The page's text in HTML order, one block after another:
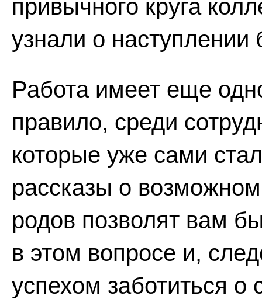
привычного круга
узнали о наступлении
Работа имеет еще
правило, среди
которые уже сами
рассказы о
родов позволят вам
в этом вопросе и,
успехом заботиться о